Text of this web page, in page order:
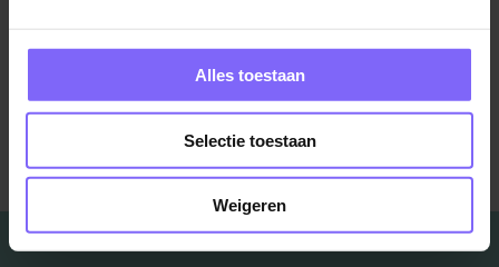
Alles toestaan
Selectie toestaan
Weigeren
Bekijk meer vacatures